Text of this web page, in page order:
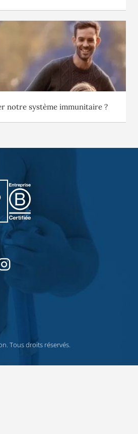
notre système immunitaire ?
complémentaires
Tous droits réservés.